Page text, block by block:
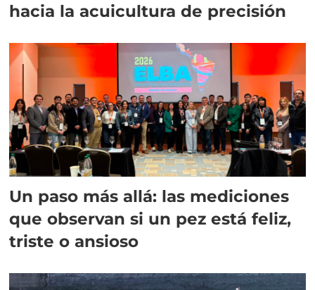
hacia la acuicultura de precisión
Un paso más allá: las mediciones
que observan si un pez está feliz,
triste o ansioso